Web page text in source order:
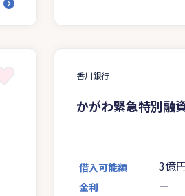
香川銀行
かがわ緊急特別融
借入可能額 3億
金利 ー